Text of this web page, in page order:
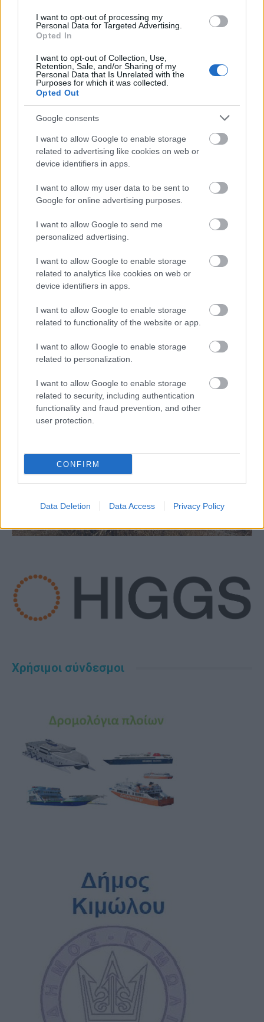
I want to opt-out of processing my
Personal Data for Targeted Advertising.
Opted In
I want to opt-out of Collection, Use,
Retention, Sale, and/or Sharing of my
Personal Data that Is Unrelated with the
Purposes for which it was collected.
Opted Out
Google consents
I want to allow Google to enable storage
related to advertising like cookies on web or
device identifiers in apps.
I want to allow my user data to be sent to
Google for online advertising purposes.
I want to allow Google to send me
personalized advertising.
I want to allow Google to enable storage
related to analytics like cookies on web or
device identifiers in apps.
I want to allow Google to enable storage
related to functionality of the website or app.
I want to allow Google to enable storage
related to personalization.
I want to allow Google to enable storage
related to security, including authentication
functionality and fraud prevention, and other
user protection.
CONFIRM
Data Deletion Data Access Privacy Policy
Χρήσιμοι σύνδεσμοι